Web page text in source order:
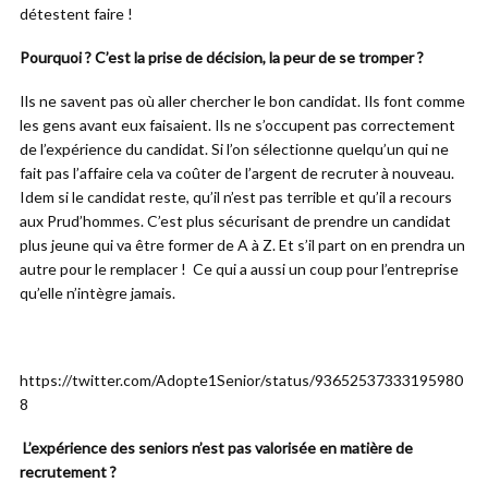
détestent faire !
Pourquoi ? C’est la prise de décision, la peur de se tromper ?
Ils ne savent pas où aller chercher le bon candidat. Ils font comme
les gens avant eux faisaient. Ils ne s’occupent pas correctement
de l’expérience du candidat. Si l’on sélectionne quelqu’un qui ne
fait pas l’affaire cela va coûter de l’argent de recruter à nouveau.
Idem si le candidat reste, qu’il n’est pas terrible et qu’il a recours
aux Prud’hommes. C’est plus sécurisant de prendre un candidat
plus jeune qui va être former de A à Z. Et s’il part on en prendra un
autre pour le remplacer ! Ce qui a aussi un coup pour l’entreprise
qu’elle n’intègre jamais.
https://twitter.com/Adopte1Senior/status/93652537333195980
8
L’expérience des seniors n’est pas valorisée en matière de
recrutement ?